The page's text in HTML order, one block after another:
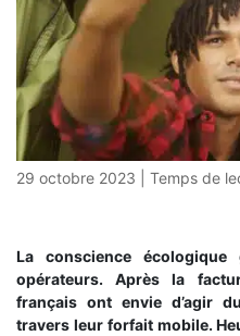
29 octobre 2023 Temps de
La conscience écologique
opérateurs. Après la
français ont envie d’agir
travers leur forfait mobile.